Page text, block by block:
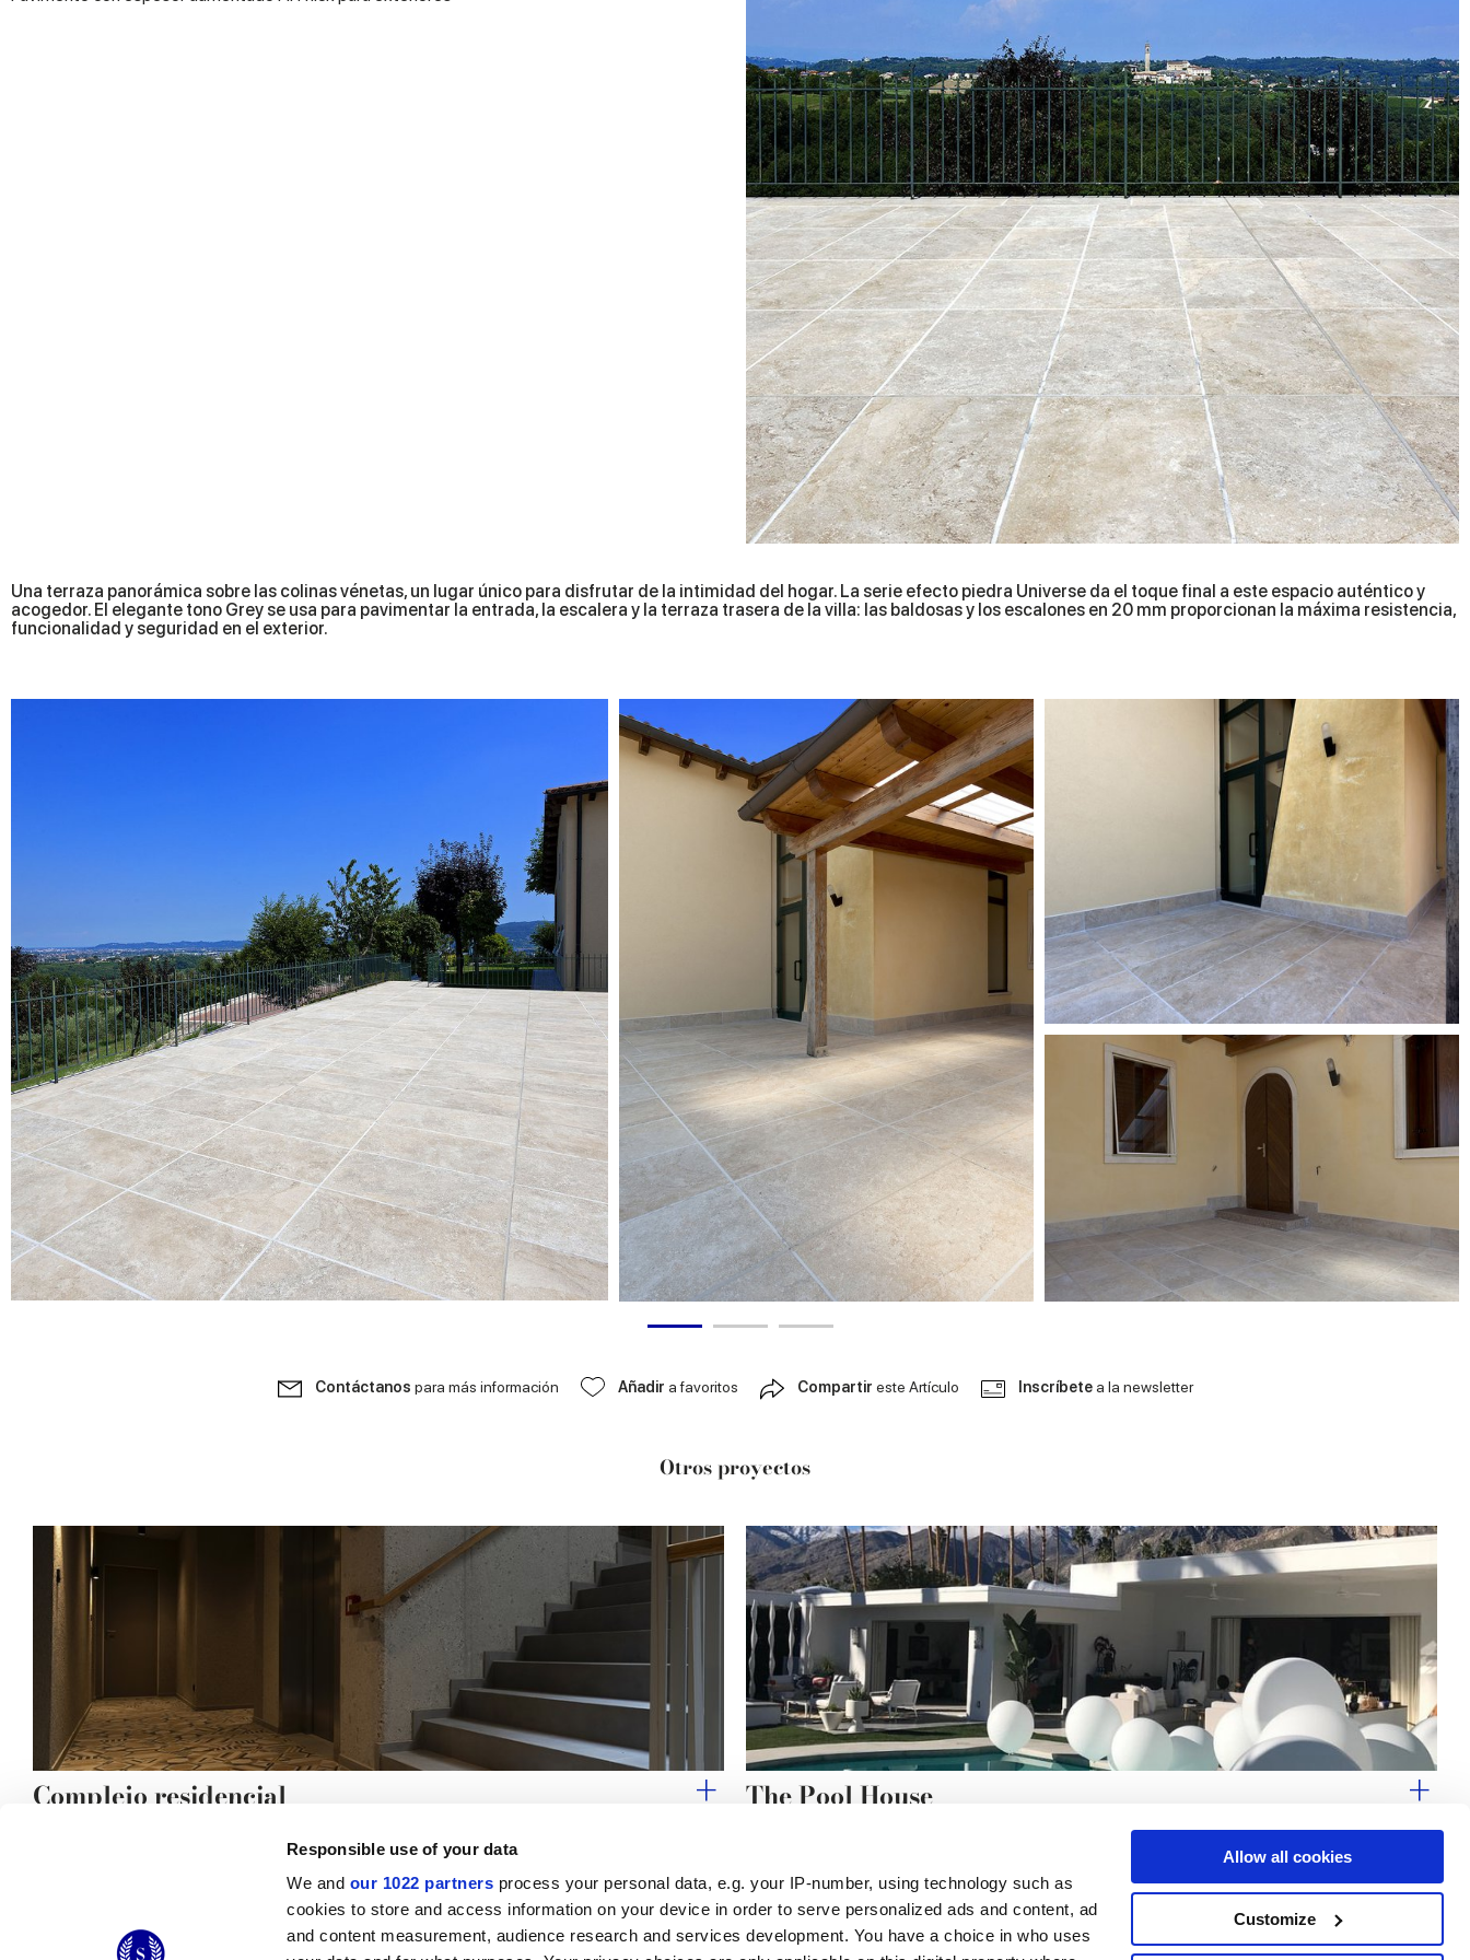
Responsible use of your data
We and our 1022 partners process your personal data, e.g. your IP-number, using technology such as
cookies to store and access information on your device in order to serve personalized ads and content, ad
and content measurement, audience research and services development. You have a choice in who uses
Allow all cookies
Customize
Una terraza panorámica sobre las colinas vénetas, un lugar único para disfrutar de la intimidad del hogar. La serie efecto piedra Universe da el toque final a este espacio auténtico y
acogedor. El elegante tono Grey se usa para pavimentar la entrada, la escalera y la terraza trasera de la villa: las baldosas y los escalones en 20 mm proporcionan la máxima resistencia,
funcionalidad y seguridad en el exterior.
Contáctanos para más información Añadir a favoritos Compartir este Artículo Inscríbete a la newsletter
Otros proyectos
Complejo residencial The Pool House
© 2026 CERAMICHE MARCA CORONA S.P.A.
Enlaces útiles Área jurídica Síguenos en